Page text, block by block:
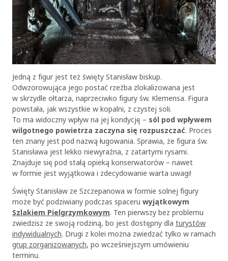
Jedną z figur jest też święty Stanisław biskup.
Odwzorowująca jego postać rzeźba zlokalizowana jest
w skrzydle ołtarza, naprzeciwko figury św. Klemensa. Figura
powstała, jak wszystkie w kopalni, z czystej soli.
To ma widoczny wpływ na jej kondycję – sól pod wpływem
wilgotnego powietrza zaczyna się rozpuszczać. Proces
ten znany jest pod nazwą ługowania. Sprawia, że figura św.
Stanisława jest lekko niewyraźna, z zatartymi rysami.
Znajduje się pod stałą opieką konserwatorów – nawet
w formie jest wyjątkowa i zdecydowanie warta uwagi!
Święty Stanisław ze Szczepanowa w formie solnej figury
może być podziwiany podczas spaceru wyjątkowym
Szlakiem Pielgrzymkowym. Ten pierwszy bez problemu
zwiedzisz ze swoją rodziną, bo jest dostępny dla turystów
indywidualnych. Drugi z kolei można zwiedzać tylko w ramach
grup zorganizowanych, po wcześniejszym umówieniu
terminu.